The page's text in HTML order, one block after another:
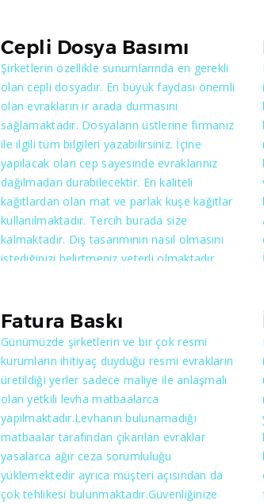
olan antetli zarflar son yıllarda farklı
tasarımlar, boyutlar ve kalite ile kullanıcılara
sunulabilmektedir. Yapılacak zarflar için
tercih edilecek kağıt kalitesi ve boyut
fiyatlandırmanın ana unsurlarını
oluşturmaktadır. Kesin müşteri memnuniyeti
odaklı çalışmalar için bizimle görüşmeden
karar vermeyin.
Cepli Dosya Basımı
Şirketlerin özellikle sunumlarında en gerekli
olan cepli dosyadır. En büyük faydası önemli
olan evrakların ir arada durmasını
sağlamaktadır. Dosyaların üstlerine firmanız
ile ilgili tüm bilgileri yazabilirsiniz. İçine
yapılacak olan cep sayesinde evraklarınız
dağılmadan durabilecektir. En kaliteli
kağıtlardan olan mat ve parlak kuşe kağıtlar
kullanılmaktadır. Tercih burada size
kalmaktadır. Dış tasarımının nasıl olmasını
istediğinizi belirtmeniz yeterli olmaktadır.
avantajlarından faydalanmak için bizimle
görüşmelisiniz ve istediğiniz kadar yapımı
konusunda yardımcı olmamızı
sağlayabilirsiniz. Dosyaların yapımı için özel
makineler kullanılmakta ve özenle çalışmalar
yapılmaktadır.
Fatura Baskı
Günümüzde şirketlerin ve bir çok resmi
kurumların ihitiyaç duyduğu resmi evrakların
üretildiği yerler sadece maliye ile anlaşmalı
olan yetkili levha matbaalarca
yapılmaktadır.Levhanın bulunamadığı
matbaalar tarafından çıkarılan evraklar
yasalarca ağır ceza sorumluluğu
yüklemektedir ayrıca müşteri açısından da
çok tehlikesi bulunmaktadır.Güvenliğinize